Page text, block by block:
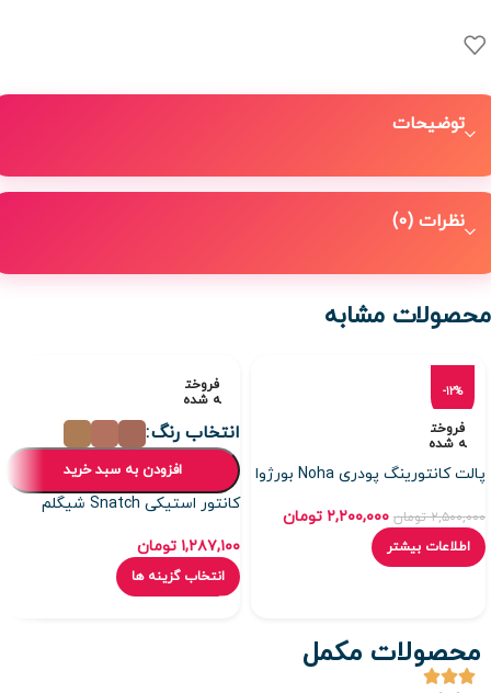
توضیحات
نظرات (0)
محصولات مشابه
-12%
فروخت
ه شده
پالت کانتورینگ پودری Noha بورژوا
۲,۵۰۰,۰۰۰ تومان ۲,۲۰۰,۰۰۰ تومان
اطلاعات بیشتر
فروخت
ه شده
انتخاب رنگ
افزودن به سبد خرید
کانتور استیکی Snatch شیگلم
۱,۲۸۷,۱۰۰ تومان
انتخاب گزینه ها
محصولات مکمل